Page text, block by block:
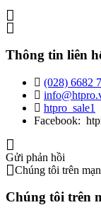
Thông tin liên
(028) 6682
htpro_sale1
Facebook:
Gửi phản hồi
Chúng tôi trên
Chúng tôi trên